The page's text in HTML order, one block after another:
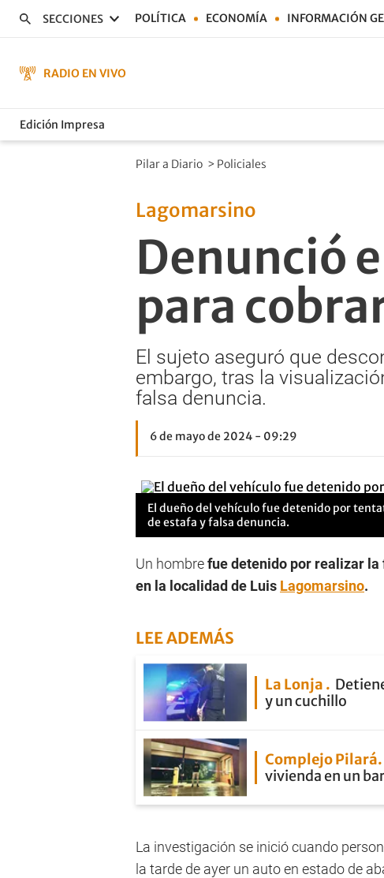
SECCIONES POLÍTICA ECONOMÍA INFORMACIÓN
RADIO EN VIVO
Edición Impresa
Pilar a Diario > Policiales
Lagomarsino
Denunció
para
El sujeto aseguró que
embargo, tras la
falsa denuncia.
6 de mayo de 2024 - 09:29
El dueño del vehículo fue detenido por
de estafa y falsa denuncia.
Un hombrefue detenido por realizar la
en la localidad de Luis Lagomarsino.
LEE ADEMÁS
La Lonja
y un cuchillo
Complejo Pilará
vivienda en un
La investigación se inició cuando
la tarde de ayer un auto en estado de